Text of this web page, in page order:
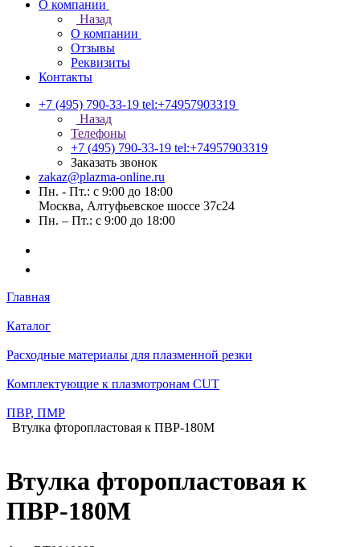
О компании
Назад
О компании
Отзывы
Реквизиты
Контакты
+7 (495) 790-33-19 tel:+74957903319
Назад
Телефоны
+7 (495) 790-33-19 tel:+74957903319
Заказать звонок
zakaz@plazma-online.ru
Пн. - Пт.: с 9:00 до 18:00
Москва, Алтуфьевское шоссе 37с24
Пн. – Пт.: с 9:00 до 18:00
Главная
Каталог
Расходные материалы для плазменной резки
Комплектующие к плазмотронам CUT
ПВР, ПМР
Втулка фторопластовая к ПВР-180М
Втулка фторопластовая к
ПВР-180М